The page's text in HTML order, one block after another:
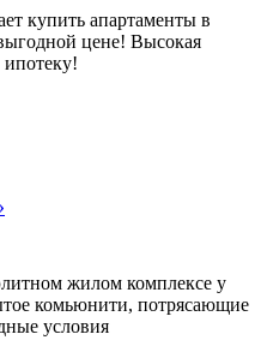
купить апартаменты в
цене! Высокая
ипотеку!
жилом комплексе у
комьюнити, потрясающие
условия